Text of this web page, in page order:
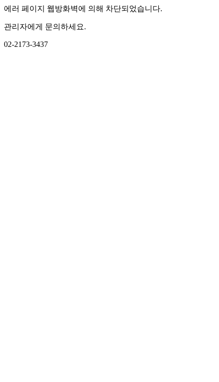
에러 페이지 웹방화벽에 의해 차단되었습니다.
관리자에게 문의하세요.
02-2173-3437